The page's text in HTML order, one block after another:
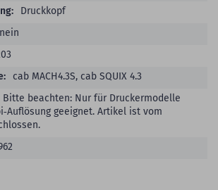
Druckkopf
nein
cab MACH4.3S, cab SQUIX 4.3
Bitte beachten: Nur für Druckermodelle
geeignet. Artikel ist vom